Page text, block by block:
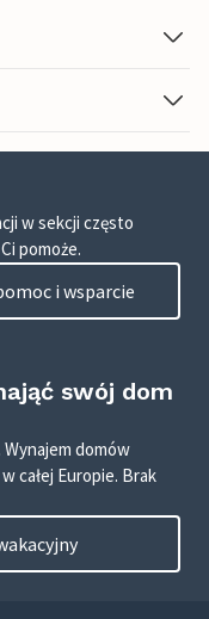
w sekcji często
pomoże.
i wsparcie
swój dom
Wynajem domów
całej Europie. Brak